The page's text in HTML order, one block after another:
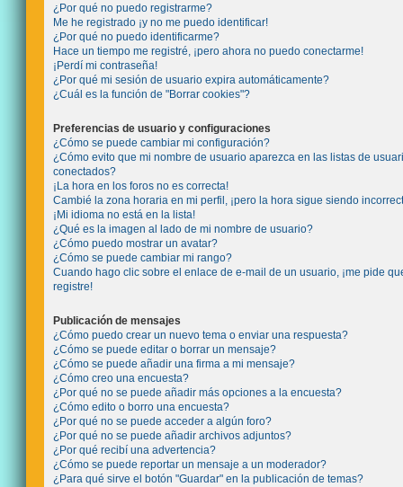
¿Por qué no puedo registrarme?
Me he registrado ¡y no me puedo identificar!
¿Por qué no puedo identificarme?
Hace un tiempo me registré, ¡pero ahora no puedo conectarme!
¡Perdí mi contraseña!
¿Por qué mi sesión de usuario expira automáticamente?
¿Cuál es la función de "Borrar cookies"?
Preferencias de usuario y configuraciones
¿Cómo se puede cambiar mi configuración?
¿Cómo evito que mi nombre de usuario aparezca en las listas de
conectados?
¡La hora en los foros no es correcta!
Cambié la zona horaria en mi perfil, ¡pero la hora sigue siendo
¡Mi idioma no está en la lista!
¿Qué es la imagen al lado de mi nombre de usuario?
¿Cómo puedo mostrar un avatar?
¿Cómo se puede cambiar mi rango?
Cuando hago clic sobre el enlace de e-mail de un usuario, ¡me pide
registre!
Publicación de mensajes
¿Cómo puedo crear un nuevo tema o enviar una respuesta?
¿Cómo se puede editar o borrar un mensaje?
¿Cómo se puede añadir una firma a mi mensaje?
¿Cómo creo una encuesta?
¿Por qué no se puede añadir más opciones a la encuesta?
¿Cómo edito o borro una encuesta?
¿Por qué no se puede acceder a algún foro?
¿Por qué no se puede añadir archivos adjuntos?
¿Por qué recibí una advertencia?
¿Cómo se puede reportar un mensaje a un moderador?
¿Para qué sirve el botón "Guardar" en la publicación de temas?